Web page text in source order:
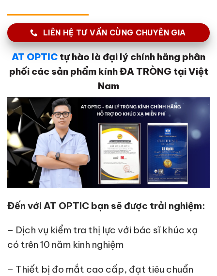
LIÊN HỆ TƯ VẤN CÙNG CHUYÊN GIA
AT OPTIC tự hào là đại lý chính hãng phân
phối các sản phẩm kính ĐA TRÒNG tại Việt
Nam
Đến với AT OPTIC bạn sẽ được trải nghiệm:
– Dịch vụ kiểm tra thị lực với bác sĩ khúc xạ
có trên 10 năm kinh nghiệm
– Thiết bị đo mắt cao cấp, đạt tiêu chuẩn